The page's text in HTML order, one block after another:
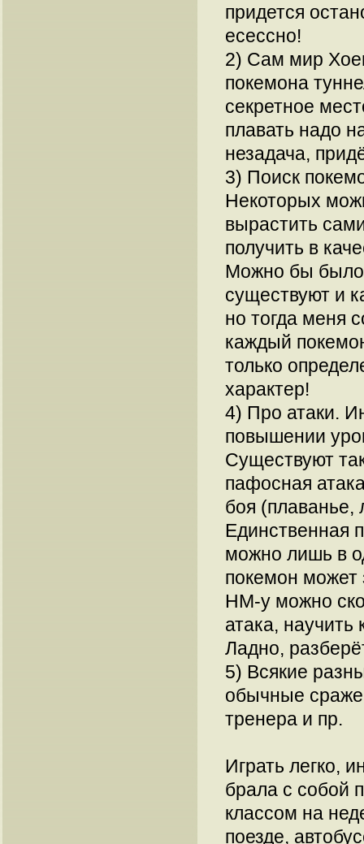
придется
есессно!
2) Сам мир
покемона
секретное
плавать надо
незадача,
3) Поиск
Некоторых
вырастить
получить в
Можно бы было
существуют и
но тогда меня
каждый
только
характер!
4) Про атаки.
повышении
Существуют
пафосная
боя (плаванье,
Единственная
можно лишь в
покемон может
HM-у можно
атака,
Ладно,
5) Всякие
обычные
тренера и пр.
Играть легко,
брала с собой
классом на
поезде,